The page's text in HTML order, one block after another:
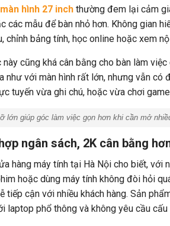
màn hình 27 inch thường đem lại cảm
các mẫu để bàn nhỏ hơn. Không gian
chỉnh bảng tính, học online hoặc xem
này cũng khá cân bằng cho bàn làm
như với màn hình rất lớn, nhưng vẫn
tuyến vừa ghi chú, hoặc vừa chơi
lớn giúp góc làm việc gọn hơn khi cần mở
ngân sách, 2K cân bằng
hàng máy tính tại Hà Nội cho biết, với
hoặc dùng máy tính không đòi hỏi
tiếp cận với nhiều khách hàng. Sản
laptop phổ thông và không yêu cầu cấu